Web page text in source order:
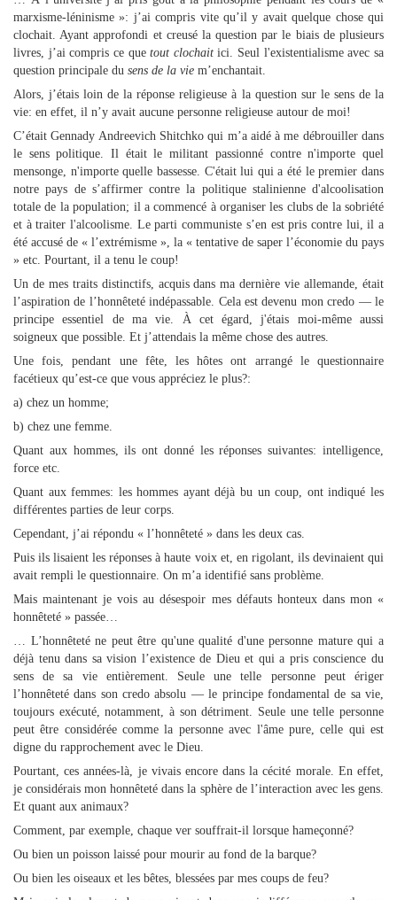
marxisme-léninisme »: j’ai compris vite qu’il y avait quelque chose qui
clochait. Ayant approfondi et creusé la question par le biais de plusieurs
livres, j’ai compris ce quetout clochaitici. Seul l'existentialisme avec sa
question principale du sens de la vie m’enchantait.
Alors, j’étais loin de la réponse religieuse à la question sur le sens de la
vie: en effet, il n’y avait aucune personne religieuse autour de moi!
C’était Gennady Andreevich Shitchko qui m’a aidé à me débrouiller dans
le sens politique. Il était le militant passionné contre n'importe quel
mensonge, n'importe quelle bassesse. C'était lui qui a été le premier dans
notre pays de s’affirmer contre la politique stalinienne d'alcoolisation
totale de la population; il a commencé à organiser les clubs de la sobriété
et à traiter l'alcoolisme. Le parti communiste s’en est pris contre lui, il a
été accusé de « l’extrémisme », la « tentative de saper l’économie du pays
» etc. Pourtant, il a tenu le coup!
Un de mes traits distinctifs, acquis dans ma dernière vie allemande, était
l’aspiration de l’honnêteté indépassable. Cela est devenu mon credo — le
principe essentiel de ma vie. À cet égard, j'étais moi-même aussi
soigneux que possible. Et j’attendais la même chose des autres.
Une fois, pendant une fête, les hôtes ont arrangé le questionnaire
facétieux qu’est-ce que vous appréciez le plus?:
a) chez un homme;
b) chez une femme.
Quant aux hommes, ils ont donné les réponses suivantes: intelligence,
force etc.
Quant aux femmes: les hommes ayant déjà bu un coup, ont indiqué les
différentes parties de leur corps.
Cependant, j’ai répondu « l’honnêteté » dans les deux cas.
Puis ils lisaient les réponses à haute voix et, en rigolant, ils devinaient qui
avait rempli le questionnaire. On m’a identifié sans problème.
Mais maintenant je vois au désespoir mes défauts honteux dans mon «
honnêteté » passée…
… L’honnêteté ne peut être qu'une qualité d'une personne mature qui a
déjà tenu dans sa vision l’existence de Dieu et qui a pris conscience du
sens de sa vie entièrement. Seule une telle personne peut ériger
l’honnêteté dans son credo absolu — le principe fondamental de sa vie,
toujours exécuté, notamment, à son détriment. Seule une telle personne
peut être considérée comme la personne avec l'âme pure, celle qui est
digne du rapprochement avec le Dieu.
Pourtant, ces années-là, je vivais encore dans la cécité morale. En effet,
je considérais mon honnêteté dans la sphère de l’interaction avec les gens.
Et quant aux animaux?
Comment, par exemple, chaque ver souffrait-il lorsque hameçonné?
Ou bien un poisson laissé pour mourir au fond de la barque?
Ou bien les oiseaux et les bêtes, blessées par mes coups de feu?